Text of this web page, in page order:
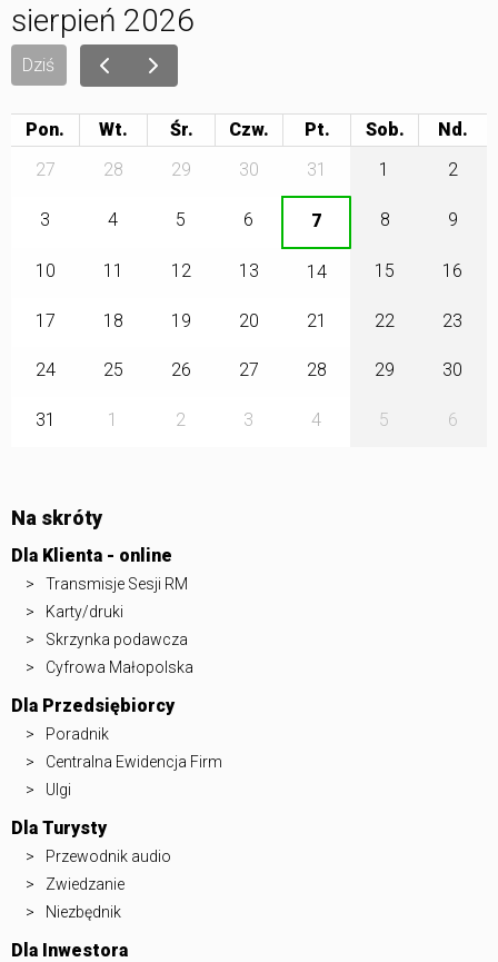
sierpień 2026
Dziś
Pon. Wt. Śr. Czw. Pt.
Sob.
27
28 29 30 31 1 2
3 4 5 6 7 8 9
10 11 12 13 14 15 16
17 18 19 20 21 22 23
24 25 26 27 28 29 30
31 1 2 3 4 5 6
Na skróty
Dla Klienta - online
Transmisje Sesji RM
Karty/druki
Skrzynka podawcza
Cyfrowa Małopolska
Dla Przedsiębiorcy
Poradnik
Centralna Ewidencja Firm
Ulgi
Dla Turysty
Przewodnik audio
Zwiedzanie
Niezbędnik
Dla Inwestora